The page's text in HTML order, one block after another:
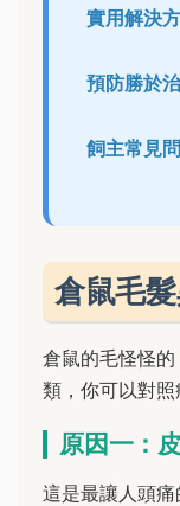
實用解決
預防勝於
飼主常見
倉鼠毛
倉鼠的毛怪怪
類，你可以對照
原因一：
這是最讓人頭